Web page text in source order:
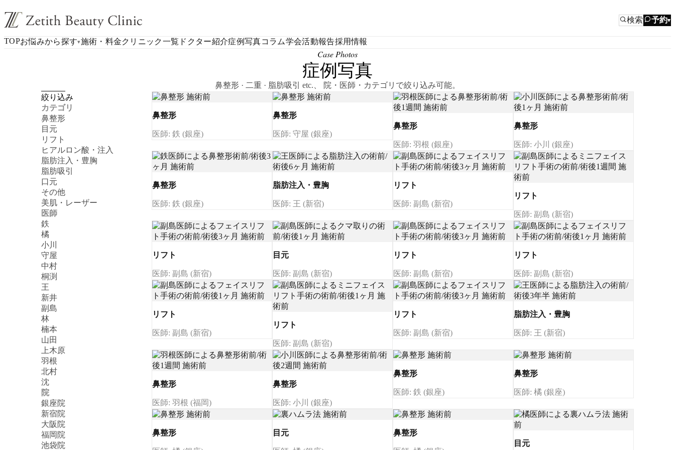
検索 予約▾
TOPお悩みから探す▾施術・料金クリニック一覧 ドクター紹介症例写真コラム学会活動報告採用情報
Case Photos
症例写真
鼻整形 · 二重 · 脂肪吸引 etc.、 院・医師・カテゴリで絞り込み可能。
絞り込み
カテゴリ
鼻整形
目元
リフト
ヒアルロン酸・注入
脂肪注入・豊胸
脂肪吸引
口元
その他
美肌・レーザー
医師
鉄
橘
小川
守屋
中村
桐渕
王
新井
副島
林
楠本
山田
上木原
羽根
北村
沈
院
銀座院
新宿院
大阪院
福岡院
池袋院
鼻整形
医師: 鉄 (銀座)
鼻整形
医師: 守屋 (銀座)
鼻整形
医師: 羽根 (銀座)
鼻整形
医師: 小川 (銀座)
鼻整形
医師: 鉄 (銀座)
脂肪注入・豊胸
医師: 王 (新宿)
リフト
医師: 副島 (新宿)
リフト
医師: 副島 (新宿)
リフト
医師: 副島 (新宿)
目元
医師: 副島 (新宿)
リフト
医師: 副島 (新宿)
リフト
医師: 副島 (新宿)
リフト
医師: 副島 (新宿)
リフト
医師: 副島 (新宿)
リフト
医師: 副島 (新宿)
脂肪注入・豊胸
医師: 王 (新宿)
鼻整形
医師: 羽根 (福岡)
鼻整形
医師: 小川 (銀座)
鼻整形
医師: 鉄 (銀座)
鼻整形
医師: 橘 (銀座)
鼻整形 目元 鼻整形
目元